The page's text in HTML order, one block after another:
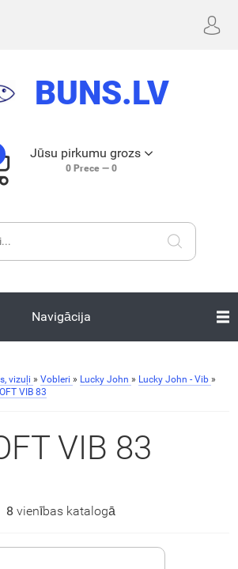
BUNS.LV
Jūsu pirkumu grozs
0Prece — 0
Navigācija
vizuļi » Vobleri » Lucky John » Lucky John - Vib »
VIB 83
VIB 83
8 vienības katalogā